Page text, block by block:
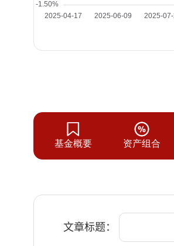
基金概要 资产组合